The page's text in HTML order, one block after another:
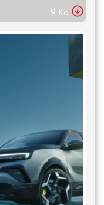
9 Ko